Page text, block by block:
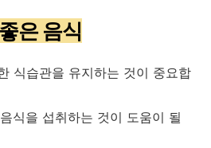
은 음식
식습관을 유지하는 것이 중요합
식을 섭취하는 것이 도움이 될